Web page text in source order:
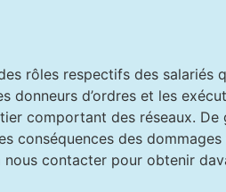
rôles respectifs des salariés
donneurs d’ordres et les
comportant des réseaux.
conséquences des
nous contacter pour obtenir